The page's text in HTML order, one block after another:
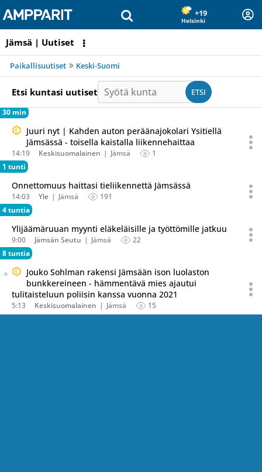
+19
Helsinki
Jämsä | Uutiset
Paikallisuutiset Keski-Suomi
Etsi kuntasi uutiset Syötä kunta ETSI
30 min
Juuri nyt | Kahden auton peräänajokolari Ysitiellä
Jämsässä - toisella kaistalla liikennehaittaa
14:19 Keskisuomalainen Jämsä
1
1 tunti
Onnettomuus haittasi tieliikennettä Jämsässä
14:03 Yle Jämsä
191
4 tuntia
Ylijäämäruuan myynti eläkeläisille ja työttömille jatkuu
9:00 Jämsän Seutu Jämsä
22
8 tuntia
Seuraava uutinen on julkaistu useassa eri lähteessä.
Listaa uutisen kaikki versiot
Jouko Sohlman rakensi Jämsään ison luolaston
bunkkereineen - hämmentävä mies ajautui
tulitaisteluun poliisin kanssa vuonna 2021
5:13 Keskisuomalainen Jämsä 15